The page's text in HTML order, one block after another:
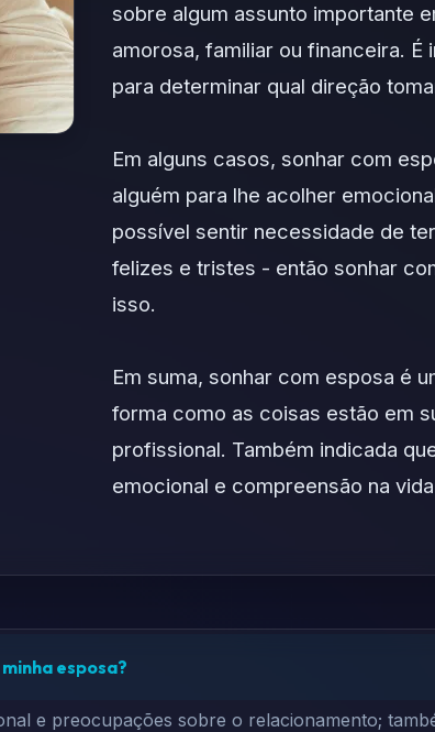
sobre algum assunto importante
amorosa, familiar ou financeira.
para determinar qual direção
Em alguns casos, sonhar com
alguém para lhe acolher
possível sentir necessidade de
felizes e tristes - então sonhar
isso.
Em suma, sonhar com esposa é
forma como as coisas estão em
profissional. Também indicada
emocional e compreensão na
esposa?
e preocupações sobre o relacionamento;